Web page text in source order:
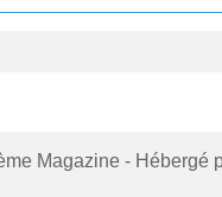
Magazine - Hébergé